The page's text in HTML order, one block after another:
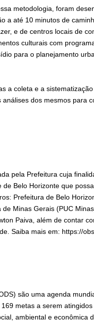
metodologia, foram
a até 10 minutos de
e de centros locais de
culturais com
para o planejamento
a coleta e a
dos mesmos para
pela Prefeitura cuja
Belo Horizonte que
Prefeitura de Belo
Minas Gerais (PUC
Paiva, além de contar
Saiba mais em: https://
são uma agenda
metas a serem
ambiental e econômica